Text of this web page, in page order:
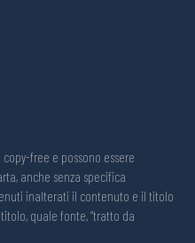
free e possono essere
anche senza specifica
inalterati il contenuto e il titolo
quale fonte, “tratto da